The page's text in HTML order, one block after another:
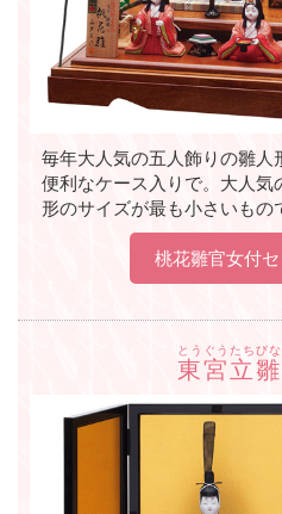
毎年大人気の五人飾りの雛人
便利なケース入りで。大人気
形のサイズが最も小さいもの
桃花雛官女付セ
東宮立雛
とうぐうたちびな